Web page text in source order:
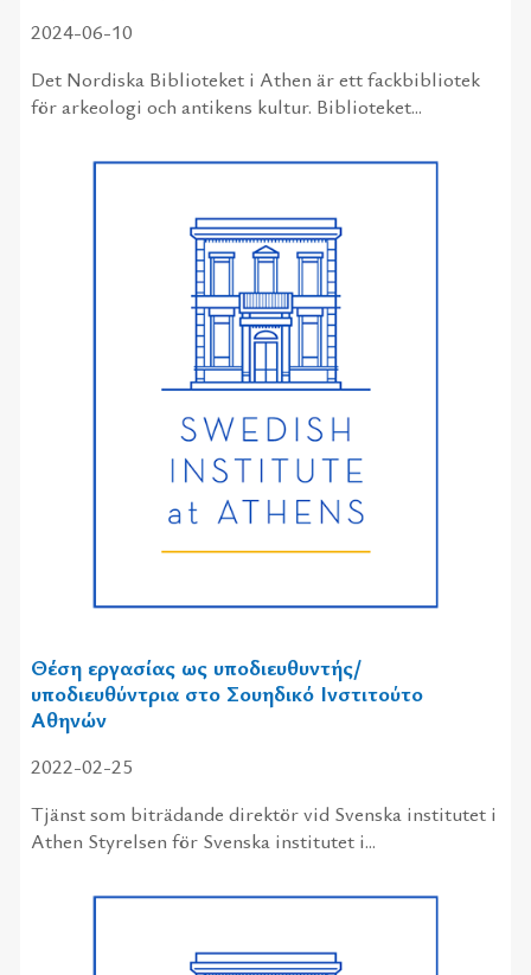
2024-06-10
Det Nordiska Biblioteket i Athen är ett fackbibliotek
för arkeologi och antikens kultur. Biblioteket...
Θέση εργασίας ως υποδιευθυντής/
υποδιευθύντρια στο Σουηδικό Ινστιτούτο
Αθηνών
2022-02-25
Tjänst som biträdande direktör vid Svenska institutet i
Athen Styrelsen för Svenska institutet i...